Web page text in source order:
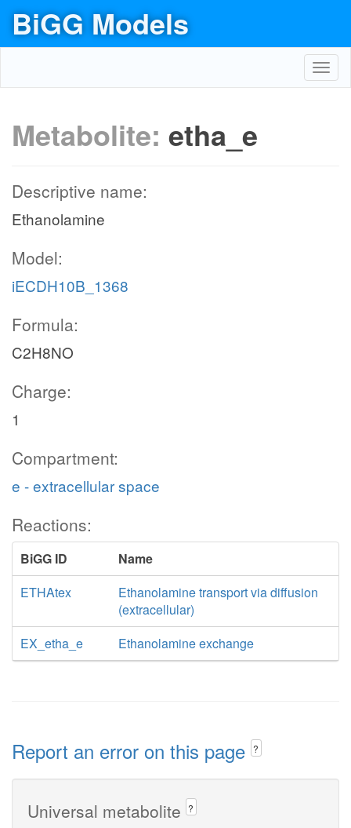
BiGG Models
Metabolite: etha_e
Descriptive name:
Ethanolamine
Model:
iECDH10B_1368
Formula:
C2H8NO
Charge:
1
Compartment:
e - extracellular space
Reactions:
BiGG ID
Name
ETHAtex
Ethanolamine transport via diffusion
(extracellular)
EX_etha_e
Ethanolamine exchange
Report an error on this page ?
Universal metabolite ?